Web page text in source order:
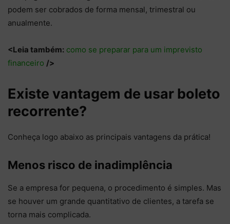
podem ser cobrados de forma mensal, trimestral ou
anualmente.
<Leia também: como se preparar para um imprevisto
financeiro />
Existe vantagem de usar boleto
recorrente?
Conheça logo abaixo as principais vantagens da prática!
Menos risco de inadimplência
Se a empresa for pequena, o procedimento é simples. Mas
se houver um grande quantitativo de clientes, a tarefa se
torna mais complicada.